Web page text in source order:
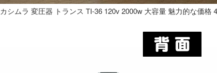
カシムラ 変圧器 トランス TI-36 120v 2000w 大容量 魅力的な価格